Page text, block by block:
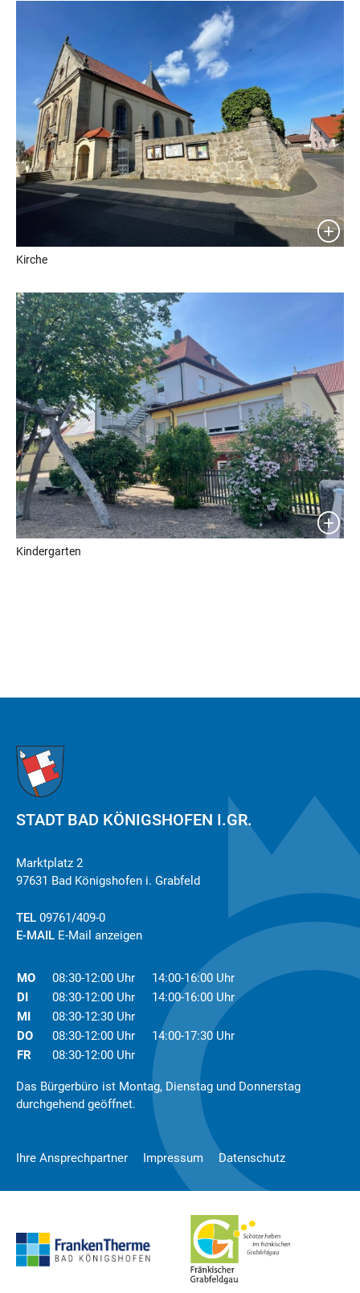
Kirche
Kindergarten
STADT BAD KÖNIGSHOFEN I.GR.
Marktplatz 2
97631 Bad Königshofen i. Grabfeld
TEL 09761/409-0
E-MAIL E-Mail anzeigen
MO 08:30-12:00 Uhr
14:00-16:00 Uhr
DI
08:30-12:00 Uhr
14:00-16:00 Uhr
MI
08:30-12:30 Uhr
DO
08:30-12:00 Uhr
14:00-17:30 Uhr
FR
08:30-12:00 Uhr
Das Bürgerbüro ist Montag, Dienstag und Donnerstag
durchgehend geöffnet.
Ihre Ansprechpartner Impressum Datenschutz